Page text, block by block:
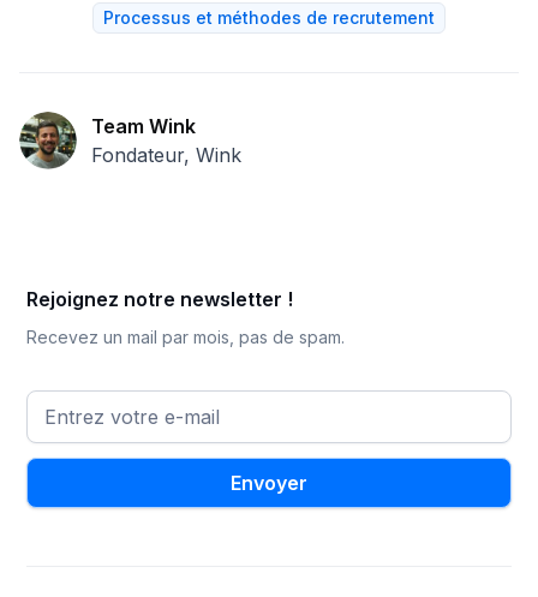
Processus et méthodes de recrutement
Team Wink
Fondateur, Wink
Rejoignez notre newsletter !
Recevez un mail par mois, pas de spam.